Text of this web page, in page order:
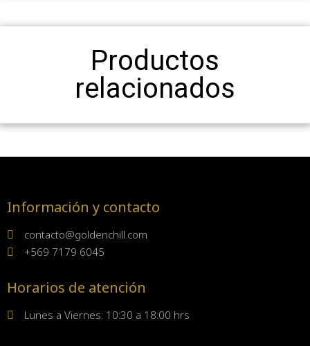
Productos
relacionados
Información y contacto
contacto@goldenchill.com
+569 7179 6045
Horarios de atención
Lunes a Viernes: 10:30 a 18:00 hrs